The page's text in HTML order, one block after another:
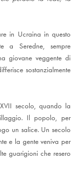
in Ucraina in questo
a Seredne, sempre
giovane veggente di
sostanzialmente
secolo, quando la
Il popolo, per
un salice. Un secolo
e la gente veniva per
guarigioni che resero